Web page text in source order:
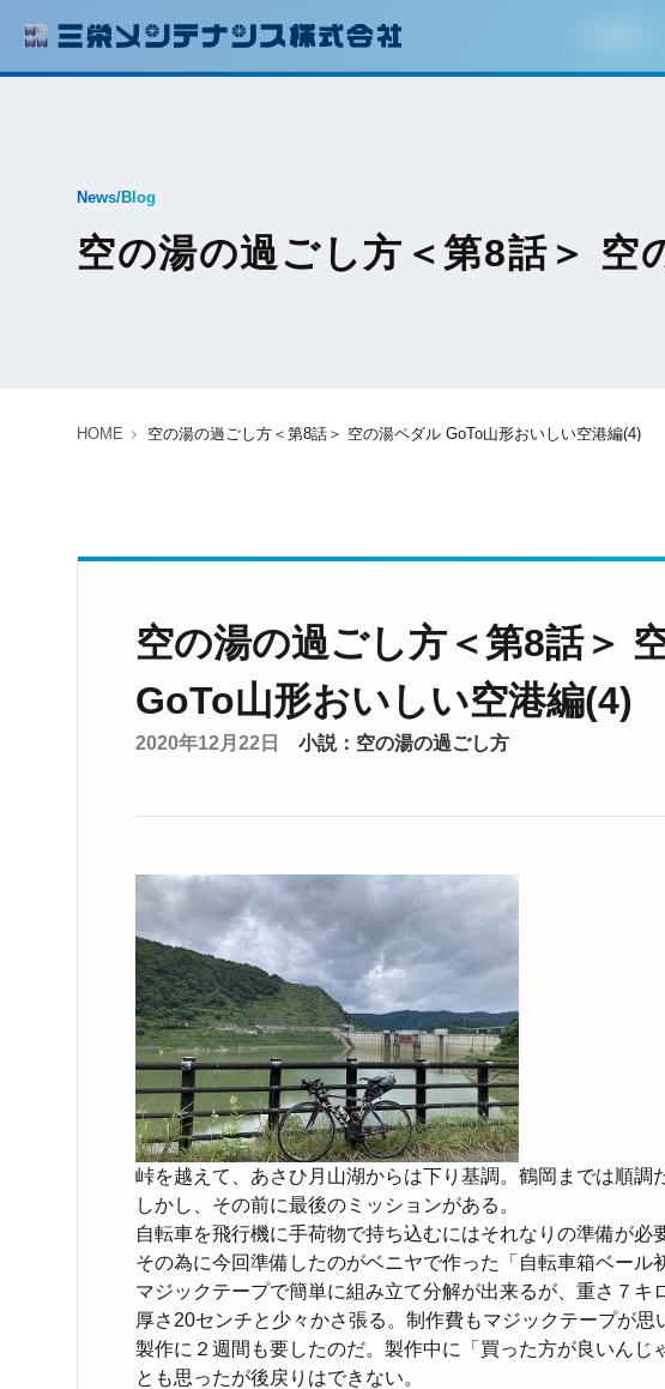
News/Blog
空の湯の過ごし方＜第8話＞
HOME 空の湯の過ごし方＜第8話＞ 空の湯ペダル GoTo山形おいしい空港編(4)
空の湯の過ごし方＜第8話＞
GoTo山形おいしい空港編(4)
2020年12月22日 小説：空の湯の過ごし方
峠を越えて、あさひ月山湖からは下り基調。鶴岡までは順調
しかし、その前に最後のミッションがある。
自転車を飛行機に手荷物で持ち込むにはそれなりの準備が必
その為に今回準備したのがベニヤで作った「自転車箱ベール
マジックテープで簡単に組み立て分解が出来るが、重さ７キ
厚さ20センチと少々かさ張る。制作費もマジックテープが思
製作に２週間も要したのだ。製作中に「買った方が良いんじ
とも思ったが後戻りはできない。